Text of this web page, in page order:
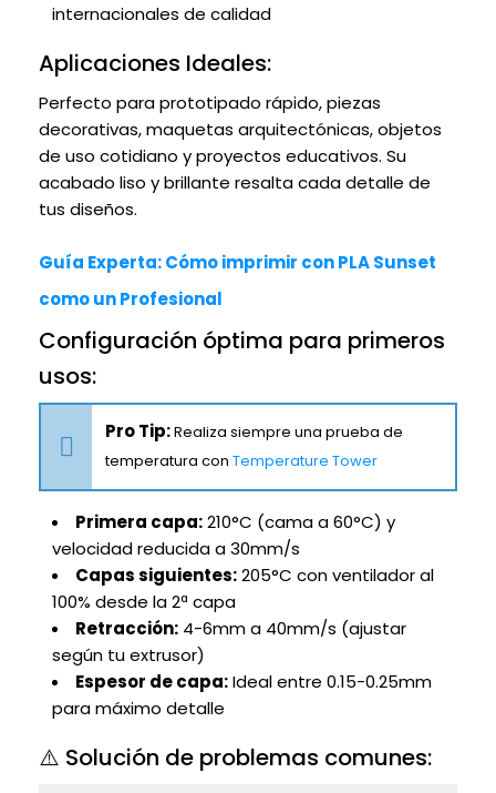
internacionales de calidad
Aplicaciones Ideales:
Perfecto para prototipado rápido, piezas
decorativas, maquetas arquitectónicas, objetos
de uso cotidiano y proyectos educativos. Su
acabado liso y brillante resalta cada detalle de
tus diseños.
Guía Experta: Cómo imprimir con PLA Sunset
como un Profesional
Configuración óptima para primeros
usos:
Pro Tip:Realiza siempre una prueba de
temperatura con Temperature Tower
Primera capa:210°C (cama a 60°C) y
velocidad reducida a 30mm/s
Capas siguientes:205°C con ventilador al
100% desde la 2ª capa
Retracción: 4-6mm a 40mm/s (ajustar
según tu extrusor)
Espesor de capa:Ideal entre 0.15-0.25mm
para máximo detalle
⚠️ Solución de problemas comunes: